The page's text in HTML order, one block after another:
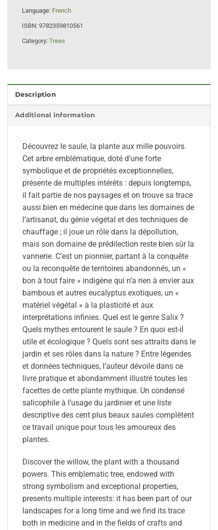
Language: French
ISBN: 9782359810561
Category: Trees
Description
Additional information
Découvrez le saule, la plante aux mille pouvoirs.
Cet arbre emblématique, doté d’une forte
symbolique et de propriétés exceptionnelles,
présente de multiples intérêts : depuis longtemps,
il fait partie de nos paysages et on trouve sa trace
aussi bien en médecine que dans les domaines de
l’artisanat, du génie végétal et des techniques de
chauffage ; il joue un rôle dans la dépollution,
mais son domaine de prédilection reste bien sûr la
vannerie. C’est un pionnier, partant à la conquête
ou la reconquête de territoires abandonnés, un «
bon à tout faire » indigène qui n’a rien à envier aux
bambous et autres eucalyptus exotiques, un «
matériel végétal » à la plasticité et aux
interprétations infinies. Quel est le genre Salix ?
Quels mythes entourent le saule ? En quoi est-il
utile et écologique ? Quels sont ses attraits dans le
jardin et ses rôles dans la nature ? Entre légendes
et données techniques, l’auteur dévoile dans ce
livre pratique et abondamment illustré toutes les
facettes de cette plante mythique. Un condensé
salicophile à l’usage du jardinier et une liste
descriptive des cent plus beaux saules complètent
ce travail unique pour tous les amoureux des
plantes.
Discover the willow, the plant with a thousand
powers. This emblematic tree, endowed with
strong symbolism and exceptional properties,
presents multiple interests: it has been part of our
landscapes for a long time and we find its trace
both in medicine and in the fields of crafts and